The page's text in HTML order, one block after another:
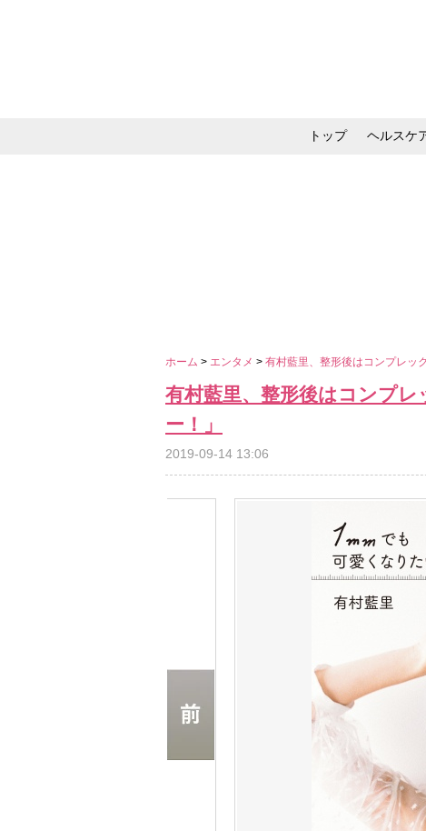
トップ ヘルスケ
ホーム > エンタメ > 有村藍里、整形後はコンプレッ
有村藍里、整形後はコンプ
ー！」
2019-09-14 13:06